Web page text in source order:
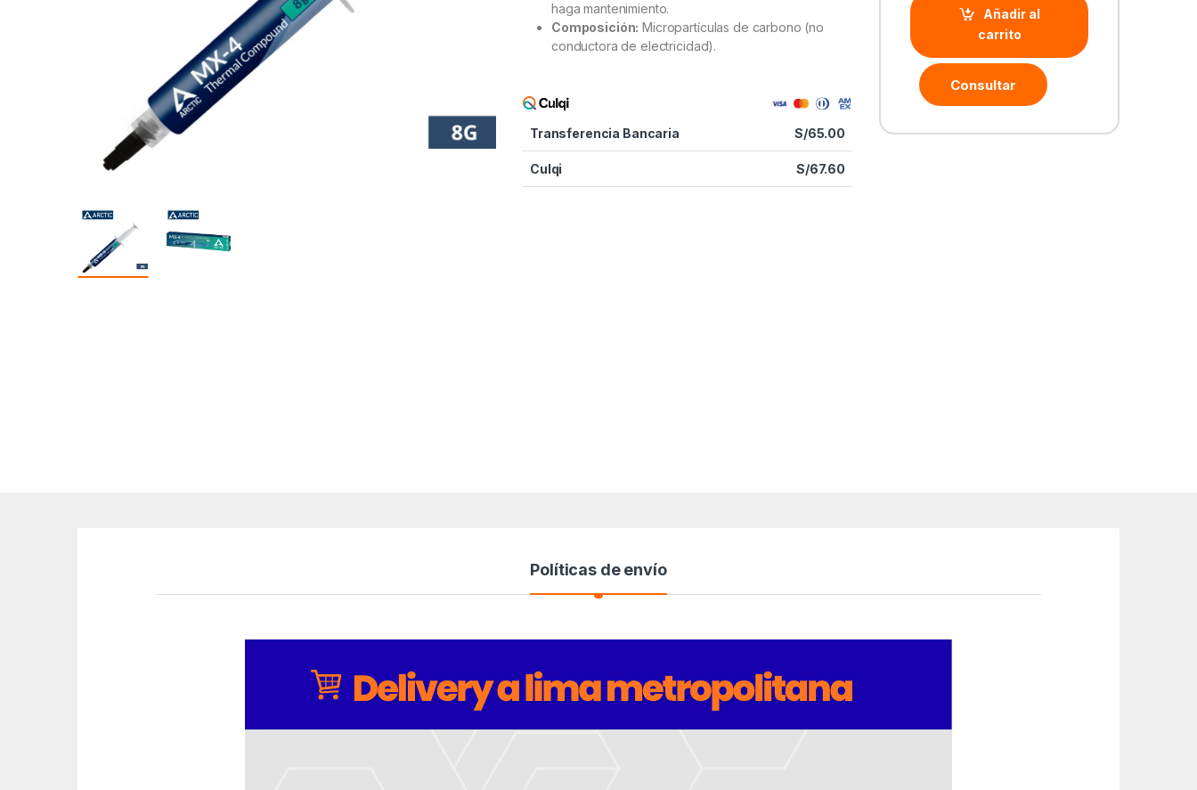
haga mantenimiento.
Composición: Micropartículas de carbono (no
conductora de electricidad).
Transferencia Bancaria S/65.00
Culqi S/67.60
Añadir al
carrito
Consultar
Políticas de envío